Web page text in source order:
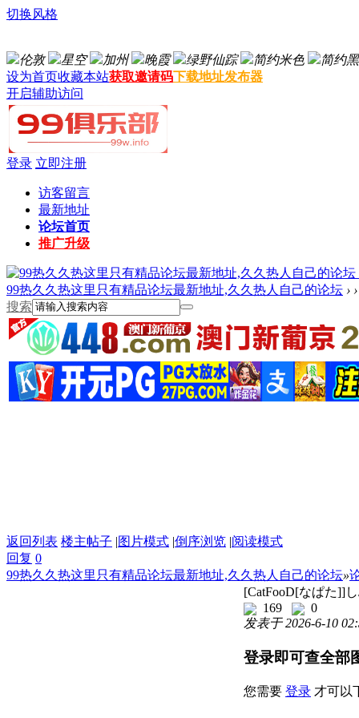
切换风格
伦敦 星空 加州 晚霞 绿野仙踪 简约米色
简约
设为首页收藏本站获取邀请码下载地址发布器
开启辅助访问
登录 立即注册
访客留言
最新地址
论坛首页
推广升级
99热久久热这里只有精品论坛最新地址,久久热人自己的论坛 › ›
搜索
返回列表 楼主帖子 |图片模式 |倒序浏览 |阅读模式
回复 0
99热久久热这里只有精品论坛最新地址,久久热人自己的论坛»
[CatFooD[なぱた]]
169
0
发表于 2026-6-10
登录即可查全部
您需要 登录 才可以